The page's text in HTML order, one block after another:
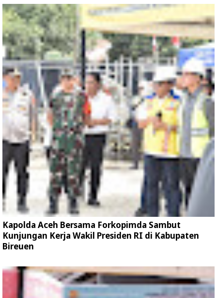
Kapolda Aceh Bersama Forkopimda Sambut
Kunjungan Kerja Wakil Presiden RI di Kabupaten
Bireuen